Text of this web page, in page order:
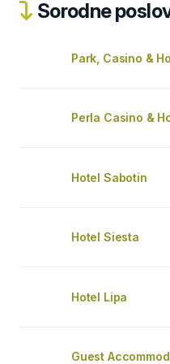
Sorodne
Park, Casino &
Perla Casino &
Hotel Sabotin
Hotel Siesta
Hotel Lipa
Guest